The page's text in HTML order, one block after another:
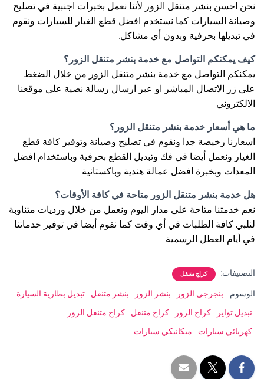
نحن احسن بنشر متنقل الزور لأننا نعمل بخبرات اجنبية في تصليح
وصيانة السيارات كما نستخدم افضل قطع الغيار للسيارات ونقوم
في تبديلها بحرفية وبدون أي مشاكل.
كيف يمكنكم التواصل مع خدمة بنشر متنقل الزور؟
يمكنكم التواصل مع خدمة بنشر متنقل الزور من خلال الضغط
على زر الاتصال المباشر او عبر ارسال رسالة نصية على موقعنا
الالكتروني
ما هي أسعار خدمة بنشر متنقل الزور؟
اسعارنا رخيصة جدا ونقوم في تصليح وصيانة وتوفير كافة قطع
الغيار ونعمل أيضا في فك وتبديل القطع بحرفية وباستخدام افضل
المعدات وبخبرة افضل عمالة هندية وباكستانية
هل خدمة بنشر متنقل الزور متاحة في كافة الأوقات؟
نعم خدمتنا متاحة على مدار اليوم ونعمل من خلال ورديات متناوبة
لنلبي كافة الطلبات في أي وقت كما نقوم أيضا في توفير خدماتنا
في أيام العطل الرسمية
التصنيفات: كراج متنقل
الوسوم: بنجرجي الزور بنشر الزور بنشر متنقل
تبديل بطارية السيارة
تبديل تواير
كراج الزور كراج متنقل
كراج متنقل الزور
كهربائي سيارات
ميكانيكي سيارات